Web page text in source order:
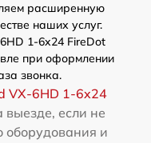
расширенную
наших услуг.
1-6x24 FireDot
при оформлении
звонка.
VX-6HD 1-6x24
выезде, если не
оборудования и